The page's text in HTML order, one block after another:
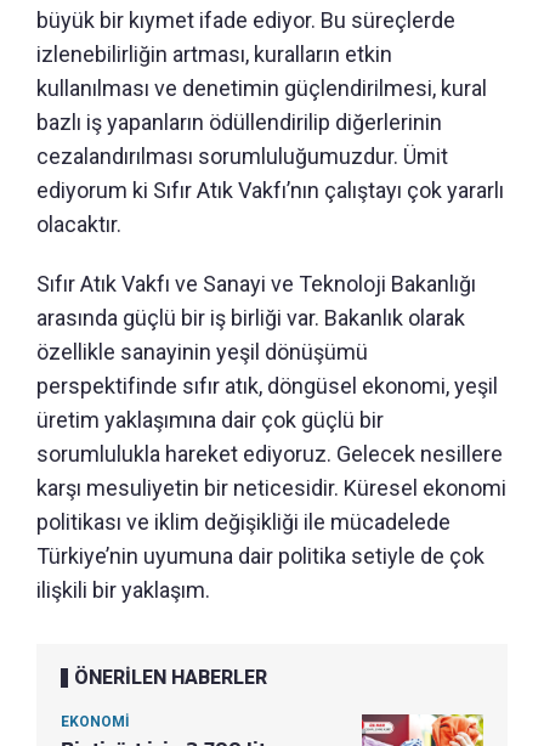
büyük bir kıymet ifade ediyor. Bu süreçlerde
izlenebilirliğin artması, kuralların etkin
kullanılması ve denetimin güçlendirilmesi, kural
bazlı iş yapanların ödüllendirilip diğerlerinin
cezalandırılması sorumluluğumuzdur. Ümit
ediyorum ki Sıfır Atık Vakfı’nın çalıştayı çok yararlı
olacaktır.
Sıfır Atık Vakfı ve Sanayi ve Teknoloji Bakanlığı
arasında güçlü bir iş birliği var. Bakanlık olarak
özellikle sanayinin yeşil dönüşümü
perspektifinde sıfır atık, döngüsel ekonomi, yeşil
üretim yaklaşımına dair çok güçlü bir
sorumlulukla hareket ediyoruz. Gelecek nesillere
karşı mesuliyetin bir neticesidir. Küresel ekonomi
politikası ve iklim değişikliği ile mücadelede
Türkiye’nin uyumuna dair politika setiyle de çok
ilişkili bir yaklaşım.
ÖNERİLEN HABERLER
EKONOMİ